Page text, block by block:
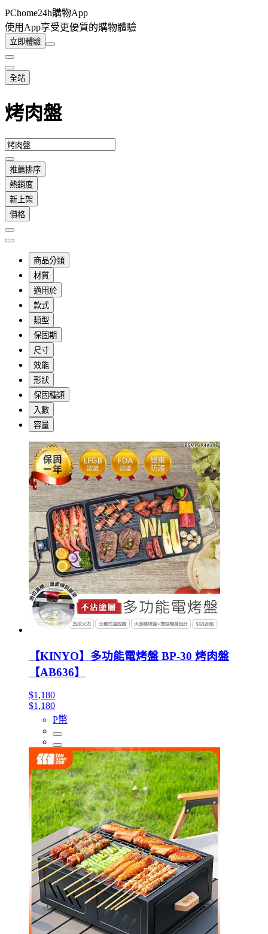
PChome24h購物App
使用App享受更優質的購物體驗
立即體驗
全站
烤肉盤
推薦排序
熱銷度
新上架
價格
商品分類
材質
適用於
款式
類型
保固期
尺寸
效能
形狀
保固種類
入數
容量
【KINYO】多功能電烤盤 BP-30 烤肉盤
【AB636】
$1,180
$1,180
P幣